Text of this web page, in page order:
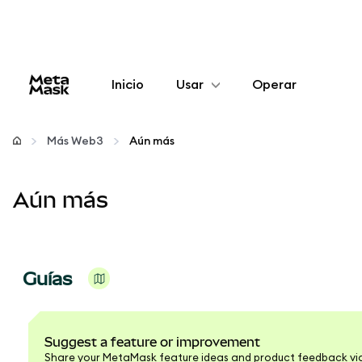
Inicio Usar
Configurar
Manténgase a salvo
Operar
Más Web3 Aún más
Aún más
Guías
Suggest a feature or improvement
Share your MetaMask feature ideas and product feedback